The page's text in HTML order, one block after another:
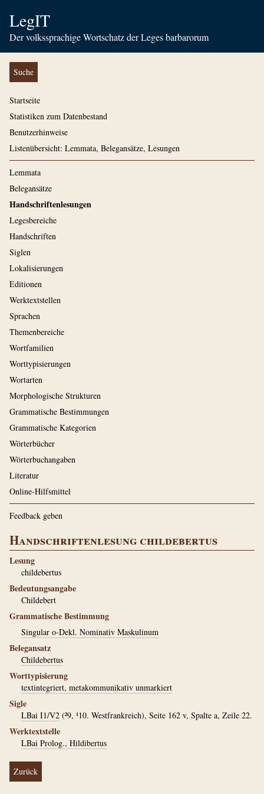
LegIT
Der volkssprachige Wortschatz der Leges barbarorum
Suche
Startseite
Statistiken zum Datenbestand
Benutzerhinweise
Listenübersicht: Lemmata, Belegansätze, Lesungen
Lemmata
Belegansätze
Handschriftenlesungen
Legesbereiche
Handschriften
Siglen
Lokalisierungen
Editionen
Werktextstellen
Sprachen
Themenbereiche
Wortfamilien
Worttypisierungen
Wortarten
Morphologische Strukturen
Grammatische Bestimmungen
Grammatische Kategorien
Wörterbücher
Wörterbuchangaben
Literatur
Online-Hilfsmittel
Feedback geben
Handschriftenlesung childebertus
Lesung
childebertus
Bedeutungsangabe
Childebert
Grammatische Bestimmung
Singular o-Dekl. Nominativ Maskulinum
Belegansatz
Childebertus
Worttypisierung
textintegriert, metakommunikativ unmarkiert
Sigle
LBai I1/V2 (²9, ¹10. Westfrankreich), Seite 162 v, Spalte a, Zeile 22.
Werktextstelle
LBai Prolog., Hildibertus
Zurück